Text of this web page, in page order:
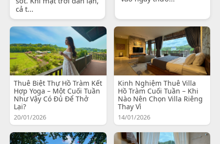
cả t...
Thuê Biệt Thự Hồ Tràm Kết
Hợp Yoga – Một Cuối Tuần
Như Vậy Có Đủ Để Thở
Lại?
20/01/2026
Kinh Nghiệm Thuê Villa
Hồ Tràm Cuối Tuần – Khi
Nào Nên Chọn Villa Riêng
Thay Vì
14/01/2026